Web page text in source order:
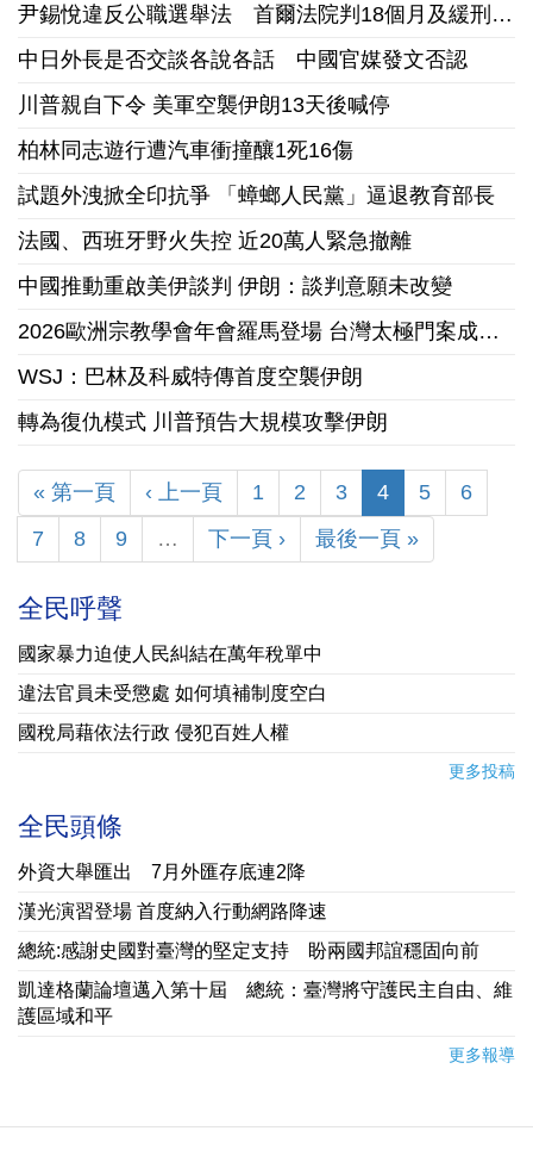
尹錫悅違反公職選舉法 首爾法院判18個月及緩刑3年.
中日外長是否交談各說各話 中國官媒發文否認
川普親自下令 美軍空襲伊朗13天後喊停
柏林同志遊行遭汽車衝撞釀1死16傷
試題外洩掀全印抗爭 「蟑螂人民黨」逼退教育部長
法國、西班牙野火失控 近20萬人緊急撤離
中國推動重啟美伊談判 伊朗：談判意願未改變
2026歐洲宗教學會年會羅馬登場 台灣太極門案成國際跨學科研究焦點
WSJ：巴林及科威特傳首度空襲伊朗
轉為復仇模式 川普預告大規模攻擊伊朗
« 第一頁 ‹ 上一頁 1 2 3 4 5
6
7
8 9 … 下一頁 › 最後一頁 »
全民呼聲
國家暴力迫使人民糾結在萬年稅單中
違法官員未受懲處 如何填補制度空白
國稅局藉依法行政 侵犯百姓人權
更多投稿
全民頭條
外資大舉匯出 7月外匯存底連2降
漢光演習登場 首度納入行動網路降速
總統:感謝史國對臺灣的堅定支持 盼兩國邦誼穩固向前
凱達格蘭論壇邁入第十屆 總統：臺灣將守護民主自由、維
護區域和平
更多報導